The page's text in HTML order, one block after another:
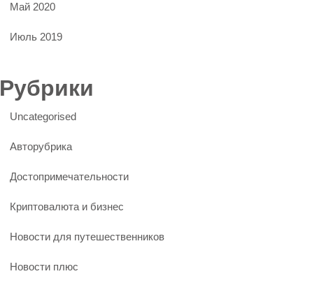
Май 2020
Июль 2019
Рубрики
Uncategorised
Авторубрика
Достопримечательности
Криптовалюта и бизнес
Новости для путешественников
Новости плюс